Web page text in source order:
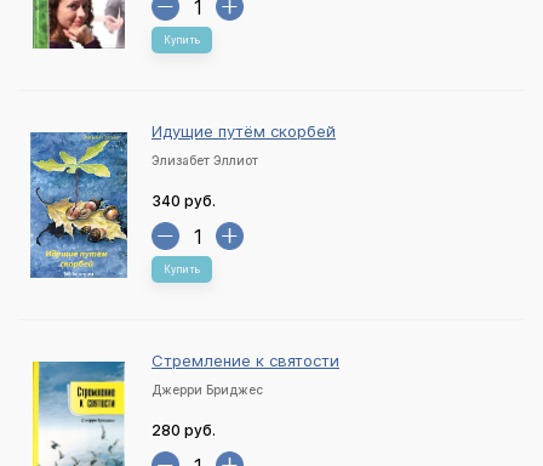
Купить
Идущие путём скорбей
Элизабет Эллиот
340 руб.
Купить
Стремление к святости
Джерри Бриджес
280 руб.